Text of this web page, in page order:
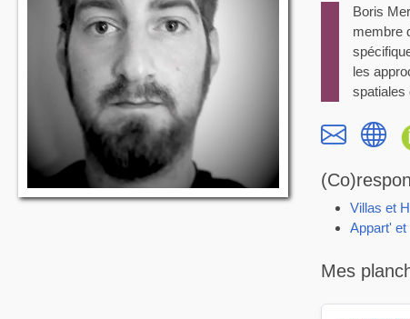
Boris
membre
les
spatiales
Villas et
Appart' et
Mes